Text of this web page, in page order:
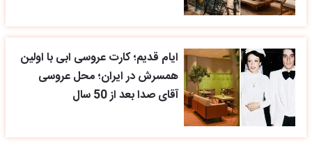
ایام قدیم؛ کارت عروسی ابی با اولین
همسرش در ایران؛ محل عروسی
آقای صدا بعد از 50 سال